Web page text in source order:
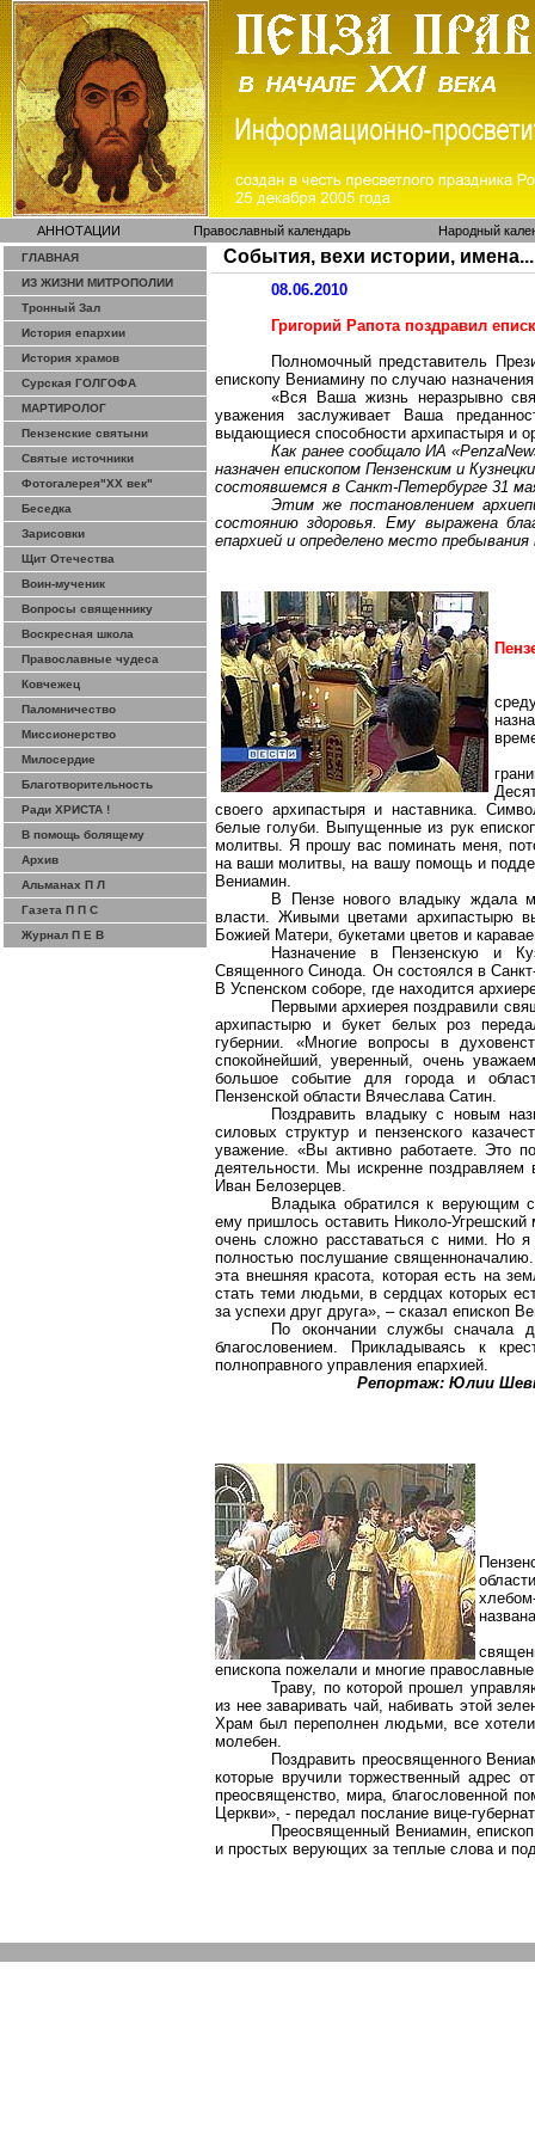
АННОТАЦИИ Православный календарь Народный
ГЛАВНАЯ
ИЗ ЖИЗНИ МИТРОПОЛИИ
Тронный Зал
История епархии
История храмов
Сурская ГОЛГОФА
МАРТИРОЛОГ
Пензенские святыни
Святые источники
Фотогалерея"ХХ век"
Беседка
Зарисовки
Щит Отечества
Воин-мученик
Вопросы священнику
Воскресная школа
Православные чудеса
Ковчежец
Паломничество
Миссионерство
Милосердие
Благотворительность
Ради ХРИСТА !
В помощь болящему
Архив
Альманах П Л
Газета П П С
Журнал П Е В
События, вехи истории, имена...
08.06.2010
Григорий Рапота поздравил
Полномочный представитель
епископу Вениамину по случаю
«Вся Ваша жизнь неразрывно
уважения заслуживает Ваша
выдающиеся способности архипастыря и
Как ранее сообщало ИА «
назначен епископом Пензенским и
состоявшемся в Санкт-Петербурге 31
Этим же постановлением
состоянию здоровья. Ему выражена
епархией и определено место
своего архипастыря и наставника.
белые голуби. Выпущенные из рук
молитвы. Я прошу вас поминать меня,
на ваши молитвы, на вашу помощь и
Вениамин.
В Пензе нового владыку ждала
власти. Живыми цветами архипастырю
Божией Матери, букетами цветов и
Назначение в Пензенскую и
Священного Синода. Он состоялся в
В Успенском соборе, где находится
Первыми архиерея поздравили
архипастырю и букет белых роз
губернии. «Многие вопросы в
спокойнейший, уверенный, очень
большое событие для города и
Пензенской области Вячеслава Сатин.
Поздравить владыку с новым
силовых структур и пензенского
уважение. «Вы активно работаете. Это
деятельности. Мы искренне
Иван Белозерцев.
Владыка обратился к верующим
ему пришлось оставить Николо-Угрешский
очень сложно расставаться с ними. Но
полностью послушание
эта внешняя красота, которая есть на
стать теми людьми, в сердцах которых
за успехи друг друга», – сказал епископ
По окончании службы сначала
благословением. Прикладываясь к
полноправного управления епархией.
Репортаж: Юлии
епископа пожелали и многие
Траву, по которой прошел
из нее заваривать чай, набивать этой
Храм был переполнен людьми, все
молебен.
Поздравить преосвященного
которые вручили торжественный адрес
преосвященство, мира, благословенной
Церкви», - передал послание вице-
Преосвященный Вениамин,
и простых верующих за теплые слова и